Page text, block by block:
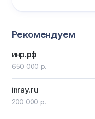
Рекомендуем
инр.рф
650 000 р.
inray.ru
200 000 р.